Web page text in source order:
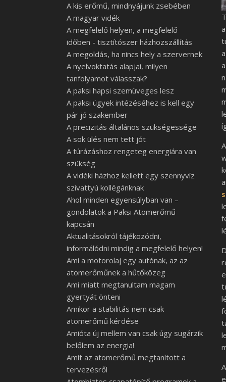
A kis erőmű, mindnyájunk zsebében
A magyar vidék
A megfelelő helyen, a megfelelő
időben - tisztítószer házhozszállítás
A megoldás, ha nincs hely a szervernek
A nyelvoktatás alapjai, milyen
tanfolyamot válasszak?
A paksi hapsi szemüveges lesz
A paksi ügyek intézéséhez is kell egy
pár jó szakember
A precizitás általános szükségessége
A sok ülés nem tett jót
A túrázáshoz rengeteg energiára van
szükség
A vidéki házhoz kellett egy szennyvíz
szivattyú kollégánknak
Ahol minden egyensúlyban van –
gondolatok a Paksi Atomerőmű
kapcsán
Aktualitásokról tájékozódni,
informálódni mindig a megfelelő helyen!
Ami a motorolaj egy autónak, az az
atomerőműnek a hűtőközeg
Ami miatt megtanultam magam
gyertyát önteni
Amikor a stabilitás nem csak
atomerőmű kérdése
Amióta új mellem van csak úgy sugárzik
belőlem az energia!
Amit az atomerőmű megtanított a
tervezésről